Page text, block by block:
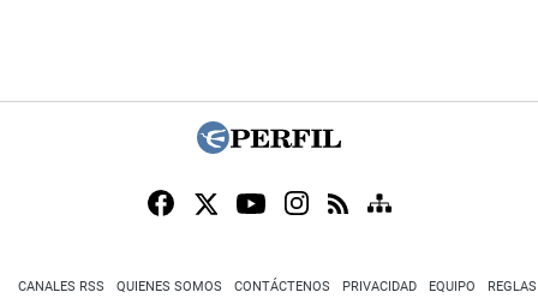
CANALES RSS QUIENES SOMOS CONTÁCTENOS PRIVACIDAD EQUIPO